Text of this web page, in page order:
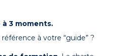
3 moments.
à votre “guide” ?